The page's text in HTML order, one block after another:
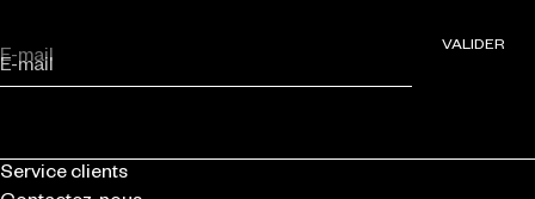
E-mail
VALIDER
Service clients